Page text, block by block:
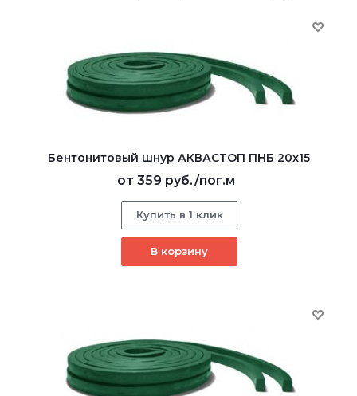
Бентонитовый шнур АКВАСТОП ПНБ 20x15
от 359 руб./пог.м
Купить в 1 клик
В корзину